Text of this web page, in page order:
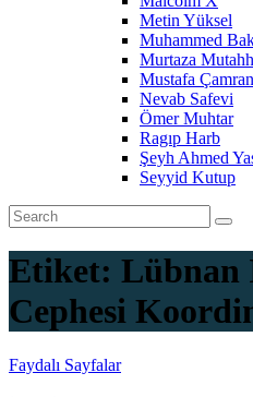
Metin Yüksel
Muhammed
Murtaza
Mustafa Çamran
Nevab Safevi
Ömer Muhtar
Ragıp Harb
Şeyh Ahmed
Seyyid Kutup
Etiket: Lübnan
Cephesi
Faydalı Sayfalar